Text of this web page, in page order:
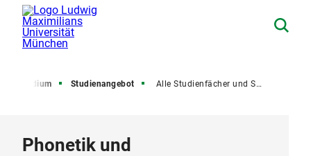
Studium Studienangebot Alle Studienfächer und Studiengänge
Phonetik und